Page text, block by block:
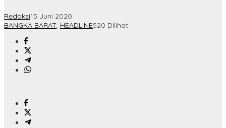
Redaksi15 Juni 2020
BANGKA BARAT, HEADLINE520 Dilihat